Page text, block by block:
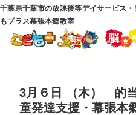
千葉県千葉市の放課後等デイサービス
もプラス幕張本郷教室
3月６日 （木） 的
童発達支援・幕張本